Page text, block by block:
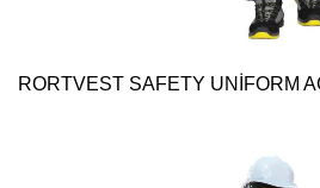
RORTVEST SAFETY UNİFORM